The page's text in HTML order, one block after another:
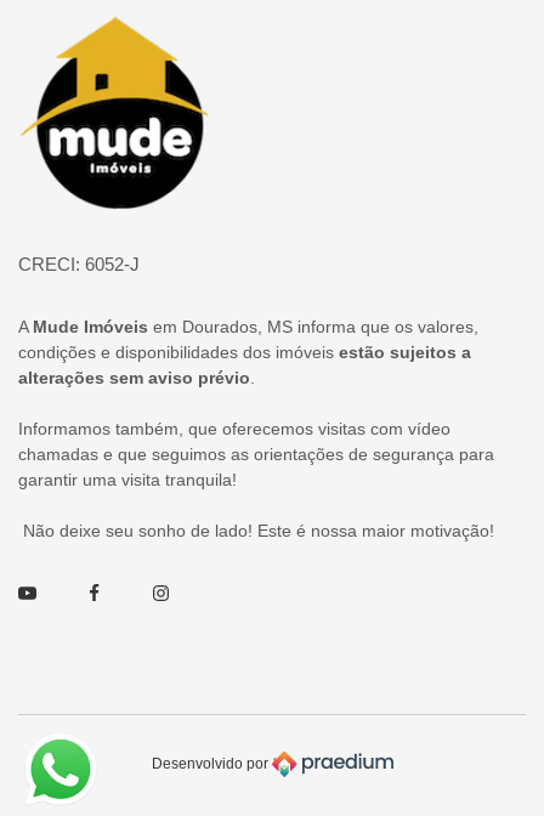
Página inicial
CRECI: 6052-J
A Mude Imóveis em Dourados, MS informa que os valores,
condições e disponibilidades dos imóveis estão sujeitos a
alterações sem aviso prévio
Informamos também, que oferecemos visitas com vídeo
chamadas e que seguimos as orientações de segurança para
garantir uma visita tranquila!
Não deixe seu sonho de lado! Este é nossa maior motivação!
Youtube FacebookInstagram
Desenvolvido por